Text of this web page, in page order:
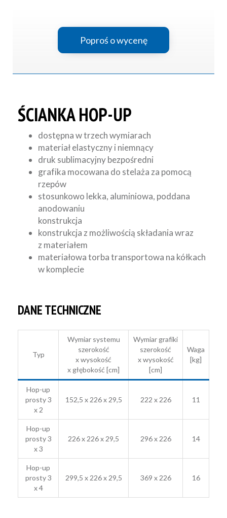
Poproś o wycenę
ŚCIANKA HOP-UP
dostępna w trzech wymiarach
materiał elastyczny i niemnący
druk sublimacyjny bezpośredni
grafika mocowana do stelaża za pomocą
rzepów
stosunkowo lekka, aluminiowa, poddana
anodowaniu
konstrukcja
konstrukcja z możliwością składania wraz
z materiałem
materiałowa torba transportowa na kółkach
w komplecie
DANE TECHNICZNE
Typ
Wymiar systemu
szerokość
x wysokość
x głębokość [cm]
Wymiar grafiki
szerokość
x wysokość
[cm]
Waga
[kg]
Hop-up
prosty 3
x 2
152,5 x 226 x 29,5 222 x 226 11
Hop-up
prosty 3
x 3
226 x 226 x 29,5 296 x 226 14
Hop-up
prosty 3
x 4
299,5 x 226 x 29,5 369 x 226 16